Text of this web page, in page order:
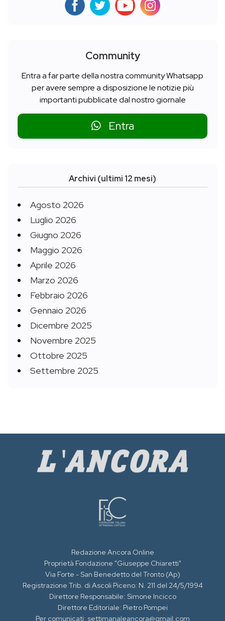
Community
Entra a far parte della nostra community Whatsapp
per avere sempre a disposizione le notizie più
importanti pubblicate dal nostro giornale
Entra
Archivi (ultimi 12 mesi)
Agosto 2026
Luglio 2026
Giugno 2026
Maggio 2026
Aprile 2026
Marzo 2026
Febbraio 2026
Gennaio 2026
Dicembre 2025
Novembre 2025
Ottobre 2025
Settembre 2025
Redazione Ancora Online
Proprietà Fondazione "Giuseppe Chiaretti"
Via Forte - San Benedetto del Tronto (Ap)
Registrazione Trib. di Ascoli Piceno: N. 211 del 24/5/1994
Direttore Responsabile: Simone Incicco
Direttore Editoriale: Pietro Pompei
Per comunicati: settimanaleancora@gmail.com